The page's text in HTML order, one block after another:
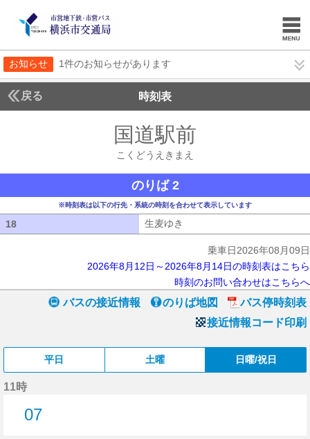
お知らせ 1件のお知らせがあります
戻る 時刻表
国道駅前
こくどうえきまえ
のりば 2
※時刻表は以下の行先・系統の時刻を合わせて表示しています
18 生麦ゆき
乗車日2026年08月09日
2026年8月12日～2026年8月14日の時刻表はこちら
時刻のお問い合わせはこちらへ
バスの接近情報 のりば地図
バス停時刻表
接近情報コード印刷
平日 土曜 日曜/祝日
11時
07